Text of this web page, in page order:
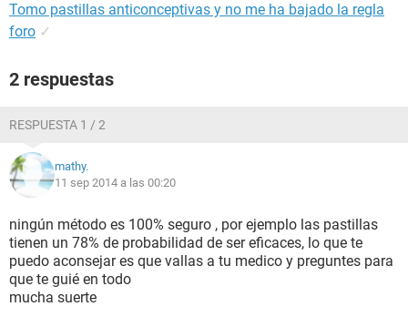
Tomo pastillas anticonceptivas y no me ha bajado la regla
foro ✓
2 respuestas
RESPUESTA 1 / 2
mathy.
11 sep 2014 a las 00:20
ningún método es 100% seguro , por ejemplo las pastillas
tienen un 78% de probabilidad de ser eficaces, lo que te
puedo aconsejar es que vallas a tu medico y preguntes para
que te guié en todo
mucha suerte